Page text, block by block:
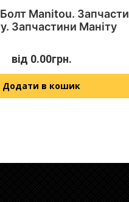
Manitou. Запчасти
Запчастини Маніту
від 0.00грн.
Додати в кошик